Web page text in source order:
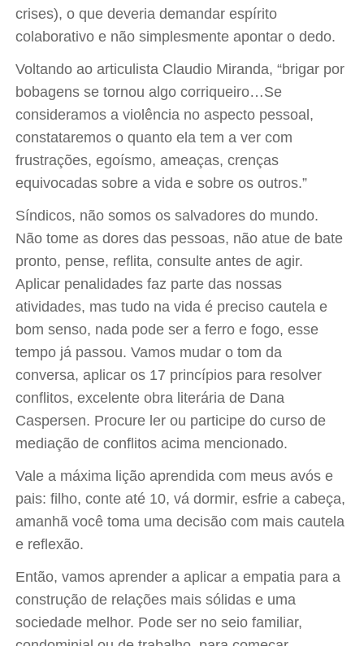
crises), o que deveria demandar espírito
colaborativo e não simplesmente apontar o dedo.
Voltando ao articulista Claudio Miranda, “brigar por
bobagens se tornou algo corriqueiro…Se
consideramos a violência no aspecto pessoal,
constataremos o quanto ela tem a ver com
frustrações, egoísmo, ameaças, crenças
equivocadas sobre a vida e sobre os outros.”
Síndicos, não somos os salvadores do mundo.
Não tome as dores das pessoas, não atue de bate
pronto, pense, reflita, consulte antes de agir.
Aplicar penalidades faz parte das nossas
atividades, mas tudo na vida é preciso cautela e
bom senso, nada pode ser a ferro e fogo, esse
tempo já passou. Vamos mudar o tom da
conversa, aplicar os 17 princípios para resolver
conflitos, excelente obra literária de Dana
Caspersen. Procure ler ou participe do curso de
mediação de conflitos acima mencionado.
Vale a máxima lição aprendida com meus avós e
pais: filho, conte até 10, vá dormir, esfrie a cabeça,
amanhã você toma uma decisão com mais cautela
e reflexão.
Então, vamos aprender a aplicar a empatia para a
construção de relações mais sólidas e uma
sociedade melhor. Pode ser no seio familiar,